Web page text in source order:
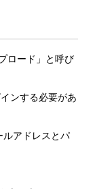
ロード」と呼び
ンする必要があ
ルアドレスとパ